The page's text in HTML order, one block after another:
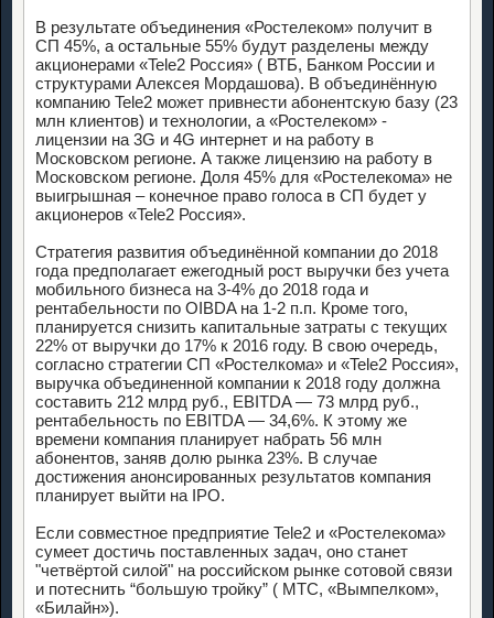
В результате объединения «Ростелеком» получит в
СП 45%, а остальные 55% будут разделены между
акционерами «Tele2 Россия» ( ВТБ, Банком России и
структурами Алексея Мордашова). В объединённую
компанию Tele2 может привнести абонентскую базу (23
млн клиентов) и технологии, а «Ростелеком» -
лицензии на 3G и 4G интернет и на работу в
Московском регионе. А также лицензию на работу в
Московском регионе. Доля 45% для «Ростелекома» не
выигрышная – конечное право голоса в СП будет у
акционеров «Tele2 Россия».
Стратегия развития объединённой компании до 2018
года предполагает ежегодный рост выручки без учета
мобильного бизнеса на 3-4% до 2018 года и
рентабельности по OIBDA на 1-2 п.п. Кроме того,
планируется снизить капитальные затраты с текущих
22% от выручки до 17% к 2016 году. В свою очередь,
согласно стратегии СП «Ростелкома» и «Tele2 Россия»,
выручка объединенной компании к 2018 году должна
составить 212 млрд руб., EBITDA — 73 млрд руб.,
рентабельность по EBITDA — 34,6%. К этому же
времени компания планирует набрать 56 млн
абонентов, заняв долю рынка 23%. В случае
достижения анонсированных результатов компания
планирует выйти на IPO.
Если совместное предприятие Tele2 и «Ростелекома»
сумеет достичь поставленных задач, оно станет
"четвёртой силой" на российском рынке сотовой связи
и потеснить “большую тройку” ( МТС, «Вымпелком»,
«Билайн»).